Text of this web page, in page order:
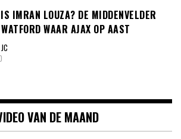
IMRAN LOUZA? DE MIDDENVELDER
WAAR AJAX OP AAST
VAN DE MAAND